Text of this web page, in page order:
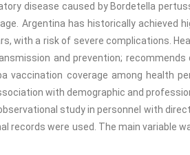
disease caused by Bordetella
Argentina has historically achieved
with a risk of severe complications.
and prevention; recommends
coverage among health
with demographic and
study in personnel with
records were used. The main variable